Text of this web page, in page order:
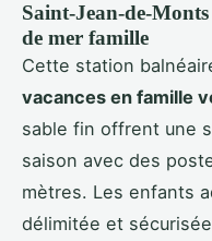
Saint-Jean-de-
de mer famille
Cette station
vacances en famille
sable fin offrent une
saison avec des
mètres. Les enfants
délimitée et